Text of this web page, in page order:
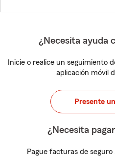
¿Necesita ayuda
Inicie o realice un seguimiento
aplicación móvil
Presente
¿Necesita
Pague facturas de